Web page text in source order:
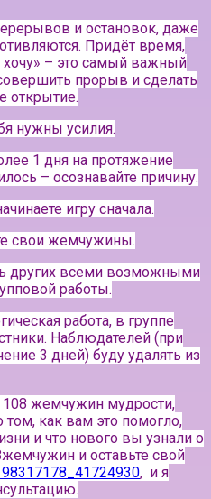
и остановок, даже
Придёт время,
хочу» – это самый важный
прорыв и сделать
открытие.
нужны усилия.
1 дня на протяжение
– осознавайте причину.
игру сначала.
свои жемчужины.
других всеми возможными
работы.
работа, в группе
Наблюдателей (при
3 дней) буду удалять из
108 жемчужин мудрости,
как вам это помогло,
и что нового вы узнали о
и оставьте свой
, и я